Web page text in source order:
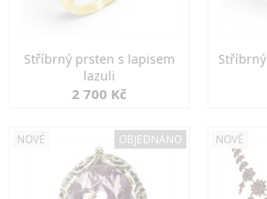
Stříbrný prsten s lapisem
lazuli
2 700 Kč
NOVÉ OBJEDNÁNO NOVÉ